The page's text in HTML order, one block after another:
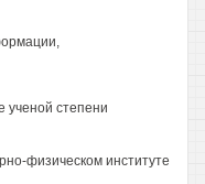
ученой степени
физическом институте